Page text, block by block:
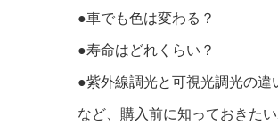
●車でも色は変わる？
●寿命はどれくらい？
●紫外線調光と可視光調光の違
など、購入前に知っておきた